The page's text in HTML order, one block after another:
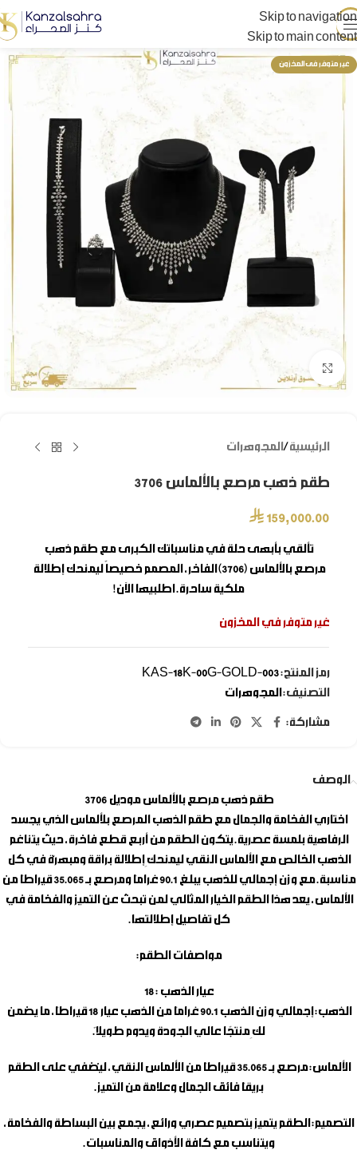
Skip to navigation
Skip to main content
غير متوفر فى المخزون
Click to enlarge
الرئيسية / المجوهرات
طقم ذهب مرصع بالألماس 3706
⃁ 159,000.00
تألقي بأبهى حلة في مناسباتك الكبرى مع طقم ذهب
مرصع بالألماس
(3706) الفاخر، المصمم خصيصاً ليمنحك إطلالة
ملكية ساحرة. اطلبيها الآن!
غير متوفر في المخزون
رمز المنتج:KAS-18K-00G-GOLD-003
التصنيف: المجوهرات
مشاركة:
الوصف
طقم ذهب مرصع بالألماس موديل 3706
اختاري الفخامة والجمال مع طقم الذهب المرصع بلألماس الذي يجسد
الرفاهية بلمسة عصرية. يتكون الطقم من أربع قطع فاخرة، حيث يتناغم
الذهب الخالص مع الألماس النقي ليمنحكِ إطلالة براقة ومبهرّة في كل
مناسبة. مع وزن إجمالي للذهب يبلغ 90.1 غرامًا ومرصع بـ 35.065 قيراطًا من
الألماس، يعد هذا الطقم الخيار المثالي لمن تبحث عن التميز والفخامة في
كل تفاصيل إطلالتها.
مواصفات الطقم:
عيار الذهب :18
الذهب:
إجمالي وزن الذهب 90.1 غرامًا من الذهب عيار 18 قيراطًا، ما يضمن
لكِ منتجًا عالي الجودة ويدوم طويلاً.
الألماس:
مرصع بـ 35.065 قيراطًا من الألماس النقي، ليُضفي على الطقم
بريقًا فائق الجمال وعلامة من التميز.
التصميم: الطقم يتميز بتصميم عصري ورائع، يجمع بين البساطة والفخامة،
ويتناسب مع كافة الأذواق والمناسبات.